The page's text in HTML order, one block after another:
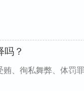
吗？
、徇私舞弊、体罚